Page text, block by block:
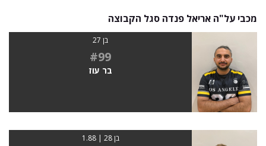
מכבי על"ה אריאל פנדה סגל הקבוצה
בן 27
#99
בר עוז
בן 28 | 1.88